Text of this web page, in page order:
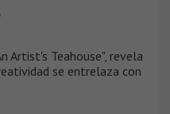
Artist's Teahouse", revela
se entrelaza con